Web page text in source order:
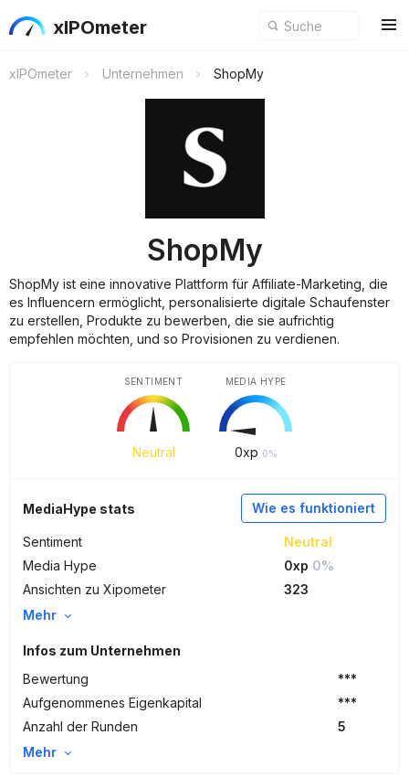
xIPOmeter
xIPOmeter Unternehmen ShopMy
ShopMy
ShopMy ist eine innovative Plattform für Affiliate-Marketing, die
es Influencern ermöglicht, personalisierte digitale Schaufenster
zu erstellen, Produkte zu bewerben, die sie aufrichtig
empfehlen möchten, und so Provisionen zu verdienen.
Neutral
SENTIMENT
0xp 0%
MEDIA HYPE
Wie es funktioniert
MediaHype stats
Sentiment
Neutral
Media Hype
0xp 0%
Ansichten zu Xipometer
323
Mehr
Infos zum Unternehmen
Bewertung
***
Aufgenommenes Eigenkapital
***
Anzahl der Runden
5
Mehr